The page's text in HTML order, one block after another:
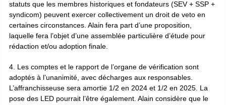
statuts que les membres historiques et fondateurs (SEV + SSP +
syndicom) peuvent exercer collectivement un droit de veto en
certaines circonstances. Alain fera part d’une proposition,
laquelle fera l’objet d’une assemblée particulière d’étude pour
rédaction et/ou adoption finale.
4. Les comptes et le rapport de l’organe de vérification sont
adoptés à l’unanimité, avec décharges aux responsables.
L’affranchisseuse sera amortie 1/2 en 2024 et 1/2 en 2025. La
pose des LED pourrait l’être également. Alain considère que le